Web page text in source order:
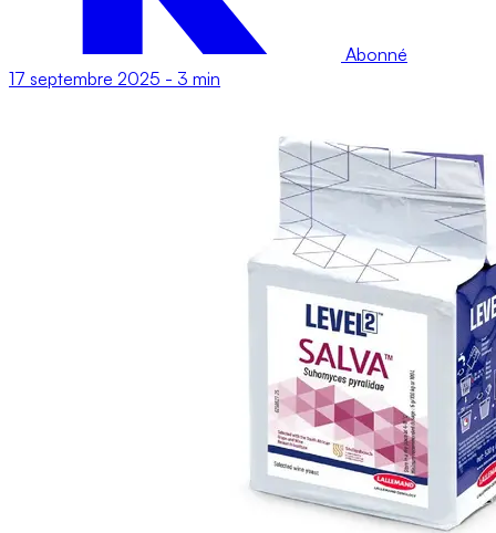
Abonné
17 septembre 2025 - 3 min